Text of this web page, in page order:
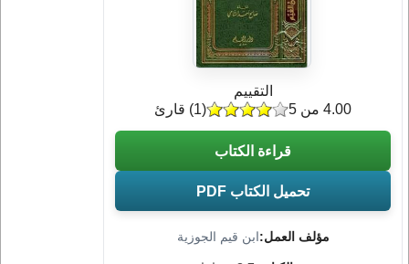
مؤلف العمل:ابن قيم الجوزية
التقييم
(
1) قارئ 4.00 من 5
قراءة الكتاب
تحميل الكتاب PDF